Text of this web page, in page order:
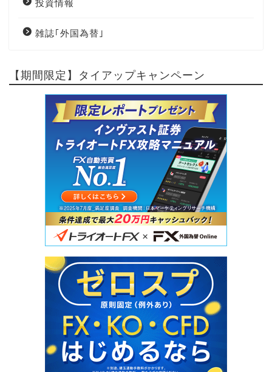
投資情報
雑誌｢外国為替｣
【期間限定】タイアップキャンペーン